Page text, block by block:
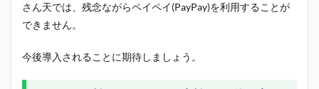
さん天では、残念ながらペイペイ(PayPay)を利用することが
できません。
今後導入されることに期待しましょう。